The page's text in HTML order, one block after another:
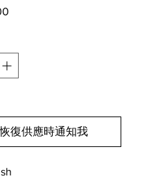
復供應時通知我